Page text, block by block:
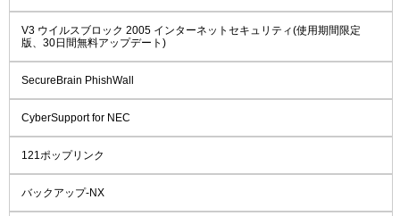
V3 ウイルスブロック 2005 インターネットセキュリティ(使用期間限定
版、30日間無料アップデート)
SecureBrain PhishWall
CyberSupport for NEC
121ポップリンク
バックアップ-NX